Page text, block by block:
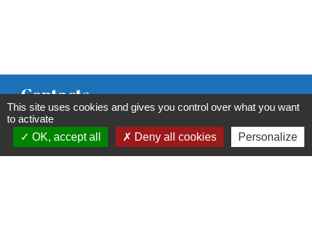
Contacts
Commune de Condeissiat
117 route de la Dombes
01400 Condeissiat - FRANCE
This site uses cookies and gives you control over what you want
to activate
OK, accept all
Deny all cookies Personalize